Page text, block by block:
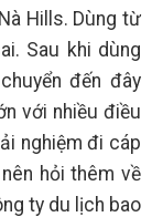
Hills. Dùng từ
Sau khi dùng
đến đây
với nhiều điều
nghiệm đi cáp
hỏi thêm về
ty du lịch bao